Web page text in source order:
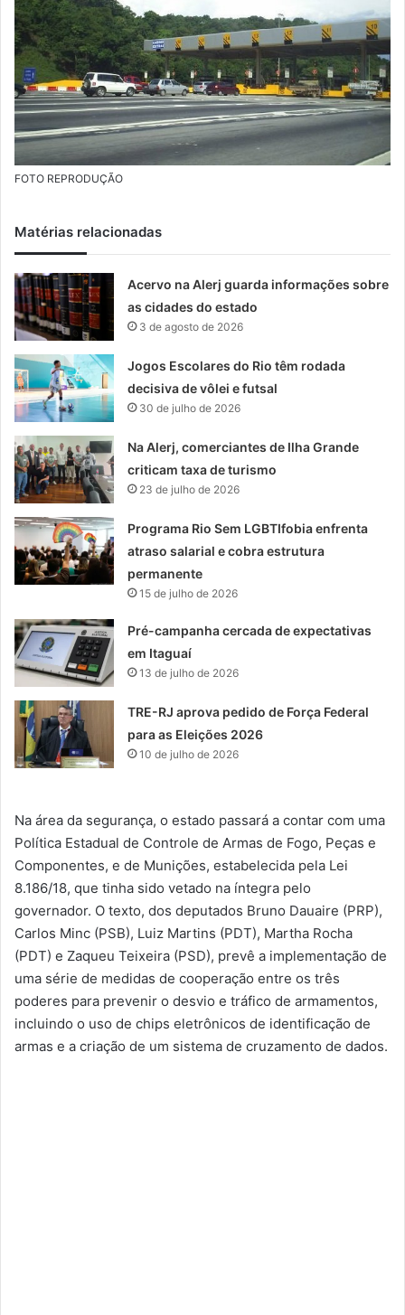
FOTO REPRODUÇÃO
Matérias relacionadas
Acervo na Alerj guarda informações sobre
as cidades do estado
3 de agosto de 2026
Jogos Escolares do Rio têm rodada
decisiva de vôlei e futsal
30 de julho de 2026
Na Alerj, comerciantes de Ilha Grande
criticam taxa de turismo
23 de julho de 2026
Programa Rio Sem LGBTIfobia enfrenta
atraso salarial e cobra estrutura
permanente
15 de julho de 2026
Pré-campanha cercada de expectativas
em Itaguaí
13 de julho de 2026
TRE-RJ aprova pedido de Força Federal
para as Eleições 2026
10 de julho de 2026
Na área da segurança, o estado passará a contar com uma
Política Estadual de Controle de Armas de Fogo, Peças e
Componentes, e de Munições, estabelecida pela Lei
8.186/18, que tinha sido vetado na íntegra pelo
governador. O texto, dos deputados Bruno Dauaire (PRP),
Carlos Minc (PSB), Luiz Martins (PDT), Martha Rocha
(PDT) e Zaqueu Teixeira (PSD), prevê a implementação de
uma série de medidas de cooperação entre os três
poderes para prevenir o desvio e tráfico de armamentos,
incluindo o uso de chips eletrônicos de identificação de
armas e a criação de um sistema de cruzamento de dados.